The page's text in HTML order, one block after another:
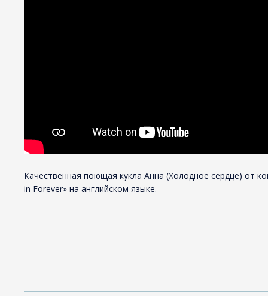
Качественная поющая кукла Анна (Холодное сердце) от
in Forever» на английском языке.